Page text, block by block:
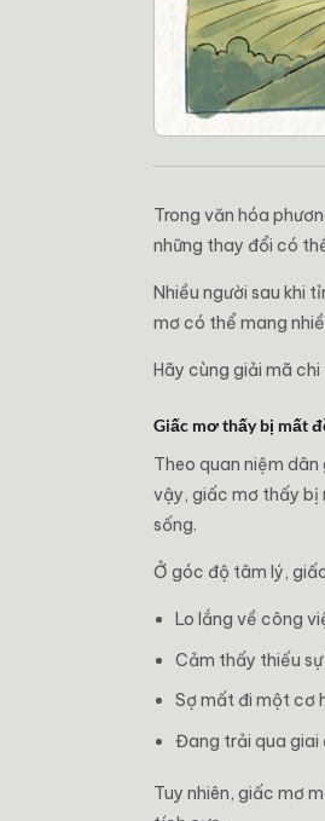
Trong văn hóa
những thay đổi có
Nhiều người sau khi
mơ có thể mang
Hãy cùng giải mã
Giấc mơ thấy bị mất
Theo quan niệm
vậy, giấc mơ thấy bị
sống.
Ở góc độ tâm lý,
Lo lắng về công
Cảm thấy thiếu
Sợ mất đi một cơ
Đang trải qua giai
Tuy nhiên, giấc mơ